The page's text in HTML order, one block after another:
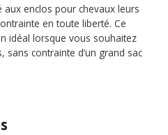
enclos pour chevaux leurs
en toute liberté. Ce
idéal lorsque vous souhaitez
sans contrainte d’un grand sac